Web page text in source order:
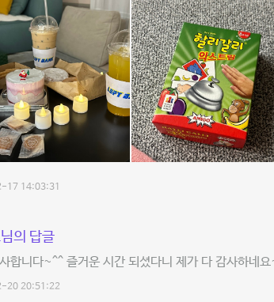
17 14:03:31
의 답글
합니다~^^ 즐거운 시간 되셨다니 제가 다 감사하네요
20 20:51:22